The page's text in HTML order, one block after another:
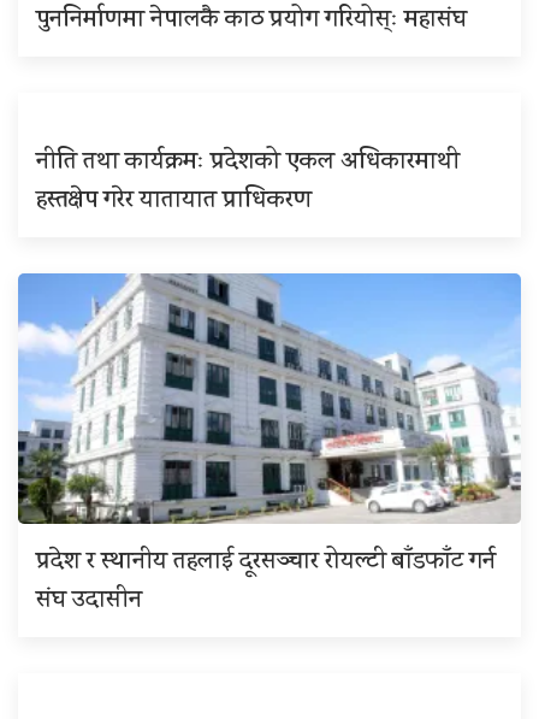
पुननिर्माणमा नेपालकै काठ प्रयोग गरियोस्ः महासंघ
नीति तथा कार्यक्रमः प्रदेशको एकल अधिकारमाथी
हस्तक्षेप गरेर यातायात प्राधिकरण
प्रदेश र स्थानीय तहलाई दूरसञ्चार रोयल्टी बाँडफाँट गर्न
संघ उदासीन